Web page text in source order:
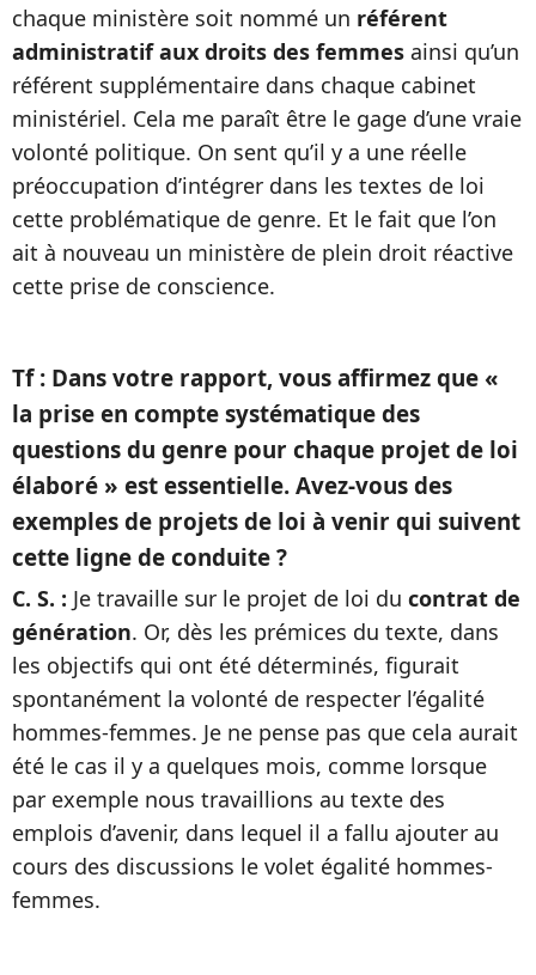
chaque ministère soit nommé un référent
administratif aux droits des femmes ainsi qu’un
référent supplémentaire dans chaque cabinet
ministériel. Cela me paraît être le gage d’une vraie
volonté politique. On sent qu’il y a une réelle
préoccupation d’intégrer dans les textes de loi
cette problématique de genre. Et le fait que l’on
ait à nouveau un ministère de plein droit réactive
cette prise de conscience.
Tf : Dans votre rapport, vous affirmez que «
la prise en compte systématique des
questions du genre pour chaque projet de loi
élaboré » est essentielle. Avez-vous des
exemples de projets de loi à venir qui suivent
cette ligne de conduite ?
C. S. : Je travaille sur le projet de loi du contrat de
génération. Or, dès les prémices du texte, dans
les objectifs qui ont été déterminés, figurait
spontanément la volonté de respecter l’égalité
hommes-femmes. Je ne pense pas que cela aurait
été le cas il y a quelques mois, comme lorsque
par exemple nous travaillions au texte des
emplois d’avenir, dans lequel il a fallu ajouter au
cours des discussions le volet égalité hommes-
femmes.